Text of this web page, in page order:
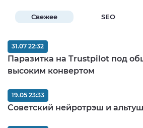
Свежее SEO
Паразитка на Trustpilot под
высоким конвертом
31.07 22:32
Советский нейротрэш и
19.05 23:33